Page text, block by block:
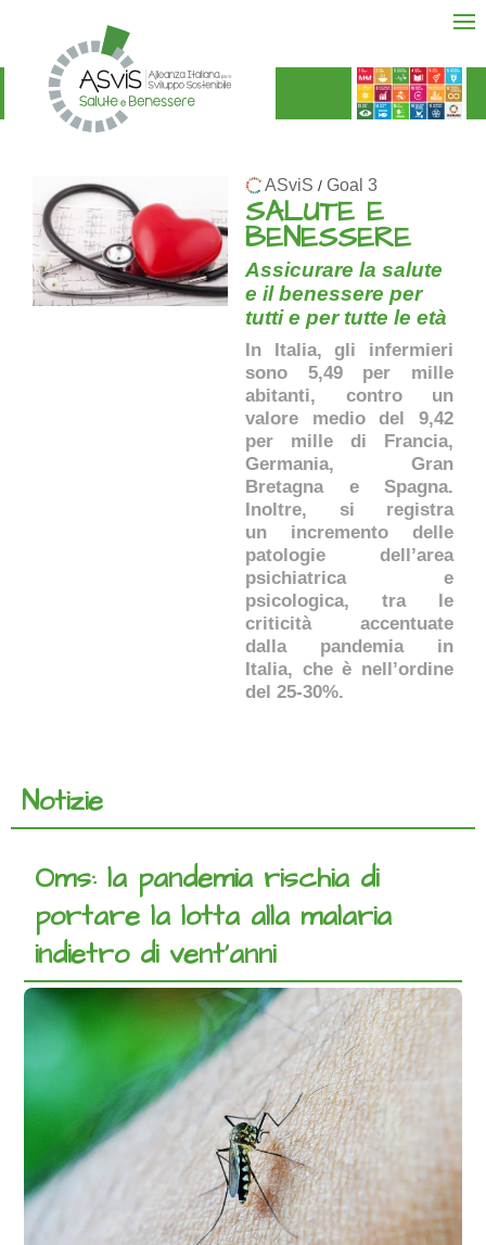
ASviS / Goal 3
SALUTE E
BENESSERE
Assicurare la salute
e il benessere per
tutti e per tutte le età
In Italia, gli infermieri
sono 5,49 per mille
abitanti, contro un
valore medio del 9,42
per mille di Francia,
Germania, Gran
Bretagna e Spagna.
Inoltre, si registra
un incremento delle
patologie dell’area
psichiatrica e
psicologica, tra le
criticità accentuate
dalla pandemia in
Italia, che è nell’ordine
del 25-30%.
Notizie
Oms: la pandemia rischia di
portare la lotta alla malaria
indietro di vent’anni